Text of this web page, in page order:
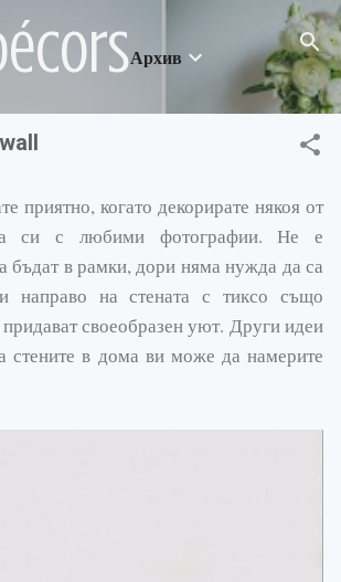
към основното съдържание
Архив
приятно, когато декорирате някоя от
си с любими фотографии. Не е
бъдат в рамки, дори няма нужда да са
направо на стената с тиксо също
своеобразен уют. Други идеи
стените в дома ви може да намерите